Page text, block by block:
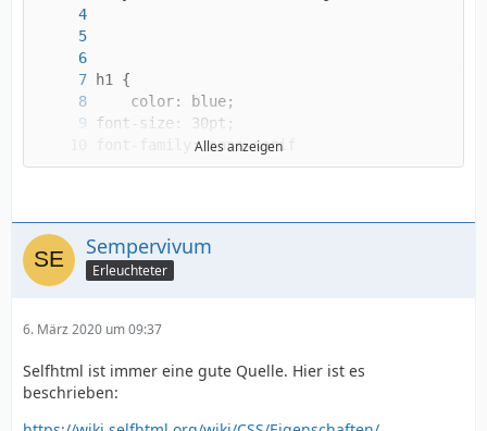
Wie bekomme ich da nun einen Rahmen rum?
Alles anzeigen
Sempervivum
Erleuchteter
6. März 2020 um 09:37
Selfhtml ist immer eine gute Quelle. Hier ist es
beschrieben: